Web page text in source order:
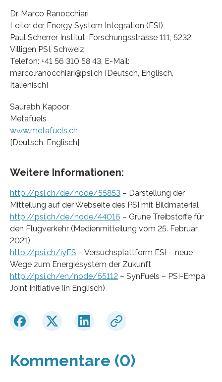
Dr. Marco Ranocchiari
Leiter der Energy System Integration (ESI)
Paul Scherrer Institut, Forschungsstrasse 111, 5232
Villigen PSI, Schweiz
Telefon: +41 56 310 58 43, E-Mail:
marco.ranocchiari@psi.ch [Deutsch, Englisch,
Italienisch]
Saurabh Kapoor
Metafuels
www.metafuels.ch
[Deutsch, Englisch]
Weitere Informationen:
http://psi.ch/de/node/55853 – Darstellung der
Mitteilung auf der Webseite des PSI mit Bildmaterial
http://psi.ch/de/node/44016 – Grüne Treibstoffe für
den Flugverkehr (Medienmitteilung vom 25. Februar
2021)
http://psi.ch/iyES – Versuchsplattform ESI – neue
Wege zum Energiesystem der Zukunft
http://psi.ch/en/node/55112 – SynFuels – PSI-Empa
Joint Initiative (in Englisch)
Kommentare (0)